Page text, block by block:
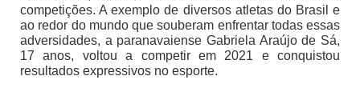
competições. A exemplo de diversos atletas do Brasil e
ao redor do mundo que souberam enfrentar todas essas
adversidades, a paranavaiense Gabriela Araújo de Sá,
17 anos, voltou a competir em 2021 e conquistou
resultados expressivos no esporte.